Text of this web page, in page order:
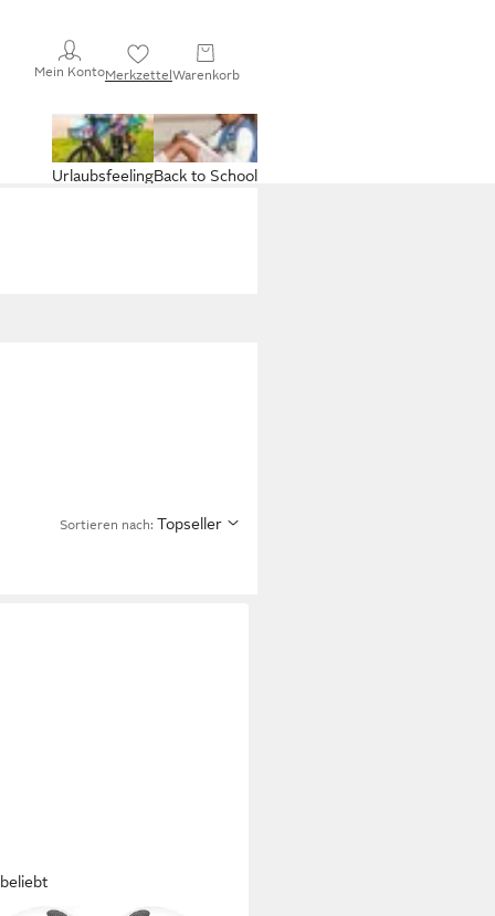
Mein KontoMerkzettelWarenkorb
Back to School
Urlaubsfeeling
Sortieren nach: Topseller